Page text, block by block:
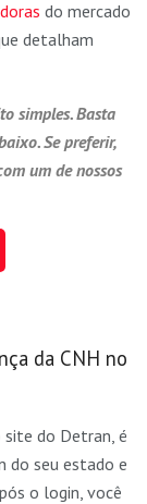
do mercado
detalham
simples. Basta
Se preferir,
um de nossos
da CNH no
site do Detran, é
do seu estado e
o login, você